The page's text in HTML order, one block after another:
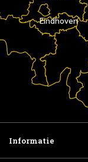
Eindhoven
Informatie